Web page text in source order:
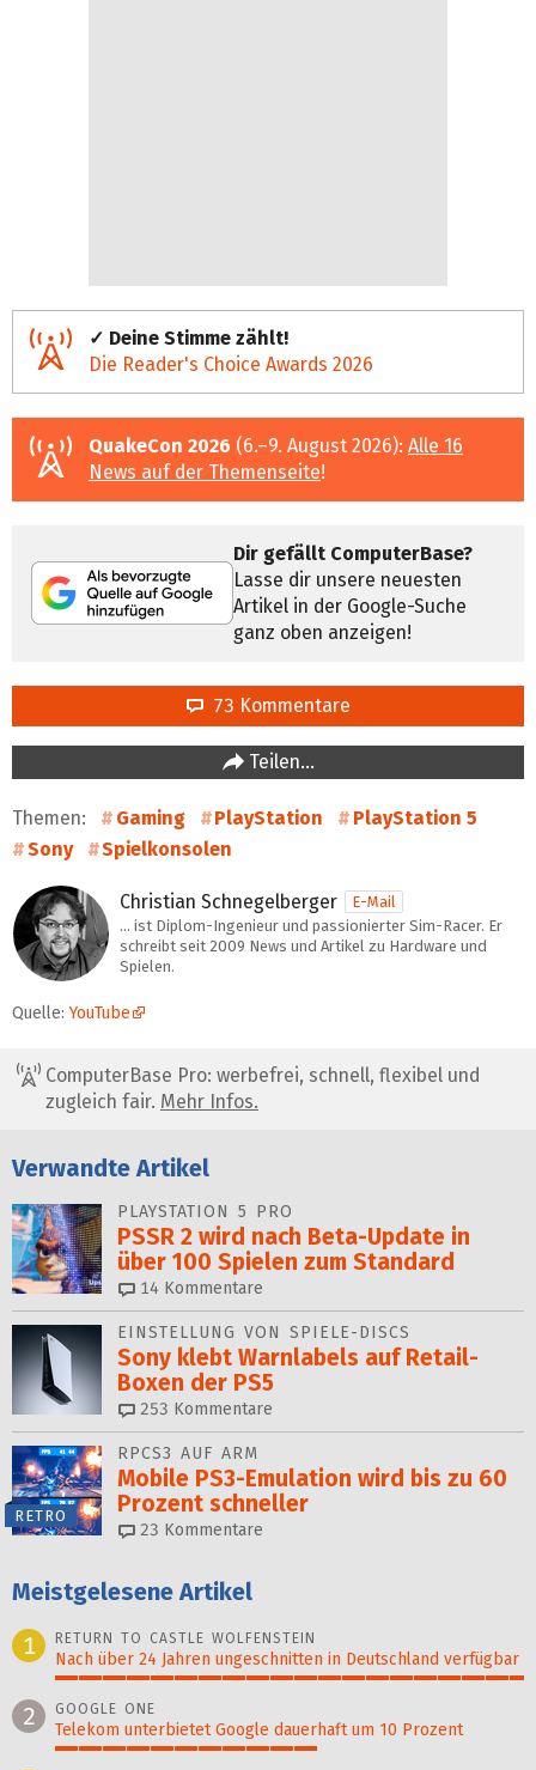
✓ Deine Stimme zählt!
Die Reader's Choice Awards 2026
QuakeCon 2026 (6.–9. August 2026): Alle 16
News auf der Themenseite!
Dir gefällt ComputerBase?
Lasse dir unsere neuesten
Artikel in der Google-Suche
ganz oben anzeigen!
73 Kommentare
Teilen…
Themen: Gaming PlayStation
PlayStation 5
Sony
Spielkonsolen
Christian Schnegelberger
E-Mail
… ist Diplom-Ingenieur und passionierter Sim-Racer. Er
schreibt seit 2009 News und Artikel zu Hardware und
Spielen.
Quelle:YouTube
ComputerBase Pro: werbefrei, schnell, flexibel und
zugleich fair. Mehr Infos.
Verwandte Artikel
PLAYSTATION 5 PRO
PSSR 2 wird nach Beta-Update in
über 100 Spielen zum Standard
14 Kommentare
EINSTELLUNG VON SPIELE-DISCS
Sony klebt Warnlabels auf Retail-
Boxen der PS5
253 Kommentare
RETRO
RPCS3 AUF ARM
Mobile PS3-Emulation wird bis zu 60
Prozent schneller
23 Kommentare
Meistgelesene Artikel
1
RETURN TO CASTLE WOLFENSTEIN
Nach über 24 Jahren ungeschnitten in Deutschland verfügbar
2 GOOGLE ONE
Telekom unterbietet Google dauerhaft um 10 Prozent